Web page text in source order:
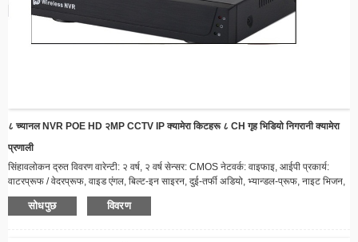
८ च्यानल NVR POE HD २MP CCTV IP क्यामेरा किटहरू ८ CH गृह भिडियो निगरानी क्यामेरा
प्रणाली
सिंहावलोकन द्रुत विवरण वारेन्टी: २ वर्ष, २ वर्ष सेन्सर: CMOS नेटवर्क: वाइफाइ, आईपी प्रकार्य:
वाटरप्रूफ / वेदरप्रूफ, वाइड एंगल, बिल्ट-इन साइरन, दुई-तर्फी अडियो, भ्यान्डल-प्रूफ, नाइट भिजन,
अलार्म I/O, रिसेट, बिल्ट-इन माइक डाटा भण्डारण विकल्पहरू: NVR अनुप्रयोग: भित्री, बाहिरी
अनुकूलित समर्थन: अनलाइन प्राविधिक समर्थन, अनुकूलित लोगो, OEM, ODM, सफ्टवेयर पुन:
सोधपुछ विवरण